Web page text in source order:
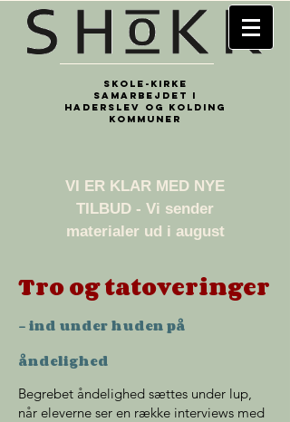
Skole-kirke
samarbejdet i
Haderslev og Kolding
kommuner
​VI ER KLAR MED NYE
TILBUD - Vi sender
materialer ud i august
Tro og tatoveringer
- ind under huden på
åndelighed
Begrebet åndelighed sættes under lup,
når eleverne ser en række interviews med